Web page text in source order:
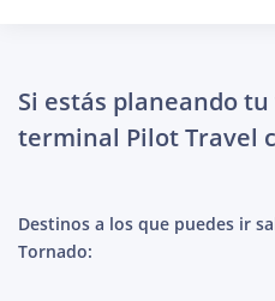
Si estás planeando
terminal Pilot Travel
Destinos a los que puedes ir
Tornado: